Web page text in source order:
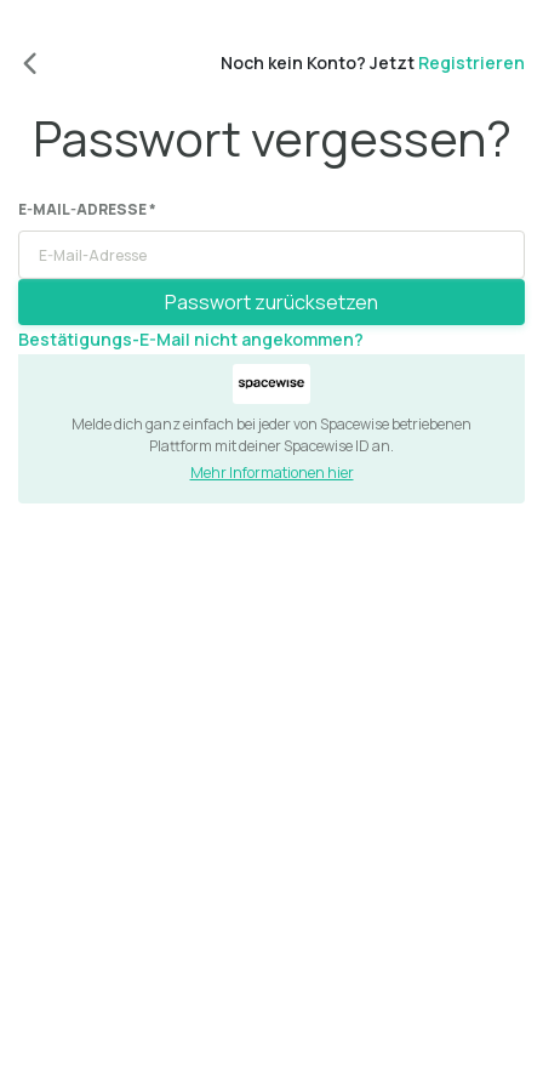
Noch kein Konto? Jetzt Registrieren
Passwort vergessen?
E-MAIL-ADRESSE *
Passwort zurücksetzen
Bestätigungs-E-Mail nicht angekommen?
Melde dich ganz einfach bei jeder von Spacewise betriebenen
Plattform mit deiner Spacewise ID an.
Mehr Informationen hier